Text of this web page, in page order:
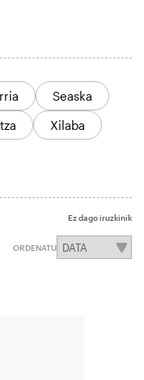
Seaska
Xilaba
Ez dago iruzkinik
ORDENATU